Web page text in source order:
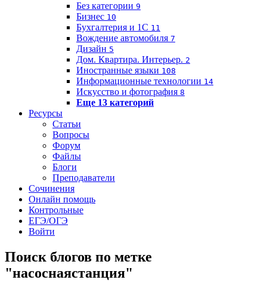
Без категории 9
Бизнес 10
Бухгалтерия и 1C 11
Вождение автомобиля 7
Дизайн 5
Дом. Квартира. Интерьер. 2
Иностранные языки 108
Информационные технологии 14
Искусство и фотография 8
Еще 13 категорий
Ресурсы
Статьи
Вопросы
Форум
Файлы
Блоги
Преподаватели
Сочинения
Онлайн помощь
Контрольные
ЕГЭ/ОГЭ
Войти
Поиск блогов по метке
"насоснаястанция"